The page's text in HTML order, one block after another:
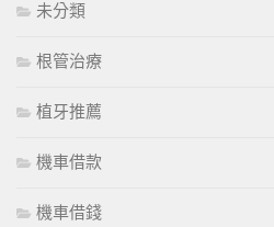
未分類
根管治療
植牙推薦
機車借款
機車借錢